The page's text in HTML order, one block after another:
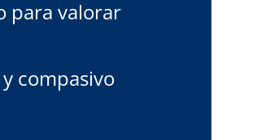
para valorar
compasivo